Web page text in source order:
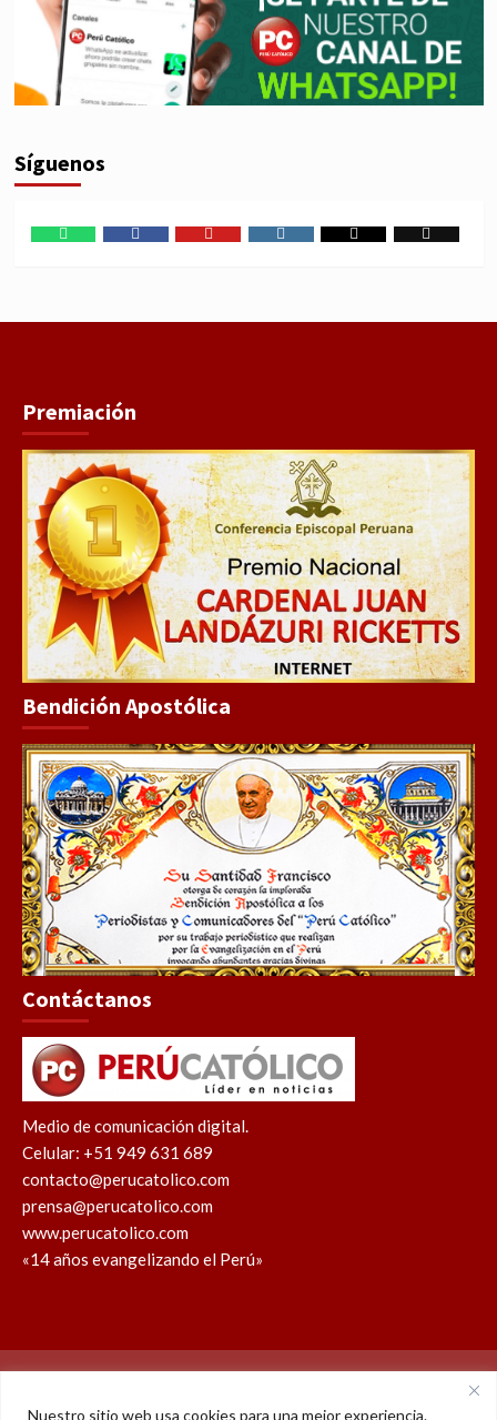
Nuestro sitio web usa cookies para una mejor experiencia.
Síguenos
Premiación
Bendición Apostólica
Contáctanos
Medio de comunicación digital.
Celular: +51 949 631 689
contacto@perucatolico.com
prensa@perucatolico.com
www.perucatolico.com
«14 años evangelizando el Perú»